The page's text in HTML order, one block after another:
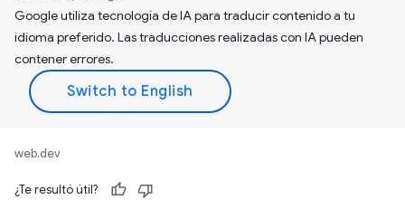
Google utiliza tecnología de IA para traducir contenido a tu
idioma preferido. Las traducciones realizadas con IA pueden
contener errores.
web.dev
¿Te resultó útil?